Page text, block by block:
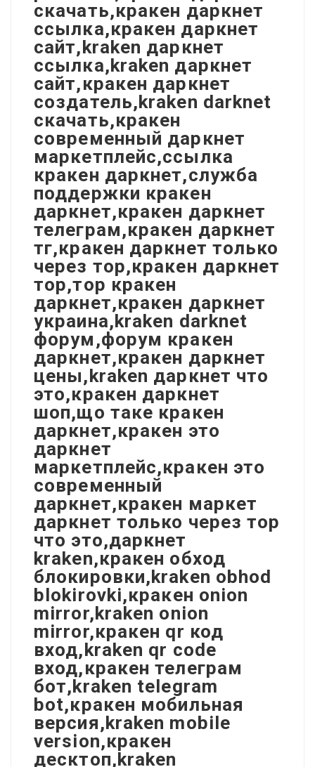
скачать,кракен даркнет
ссылка,кракен даркнет
сайт,kraken даркнет
ссылка,kraken даркнет
сайт,кракен даркнет
создатель,kraken darknet
скачать,кракен
современный даркнет
маркетплейс,ссылка
кракен даркнет,служба
поддержки кракен
даркнет,кракен даркнет
телеграм,кракен даркнет
тг,кракен даркнет только
через тор,кракен даркнет
тор,тор кракен
даркнет,кракен даркнет
украина,kraken darknet
форум,форум кракен
даркнет,кракен даркнет
цены,kraken даркнет что
это,кракен даркнет
шоп,що таке кракен
даркнет,кракен это
даркнет
маркетплейс,кракен это
современный
даркнет,кракен маркет
даркнет только через тор
что это,даркнет
kraken,кракен обход
блокировки,kraken obhod
blokirovki,кракен onion
mirror,kraken onion
mirror,кракен qr код
вход,kraken qr code
вход,кракен телеграм
бот,kraken telegram
bot,кракен мобильная
версия,kraken mobile
version,кракен
десктоп,kraken